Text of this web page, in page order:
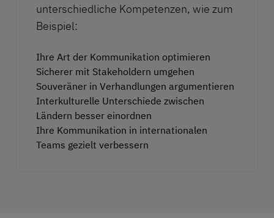
unterschiedliche Kompetenzen, wie zum
Beispiel:
Ihre Art der Kommunikation optimieren
Sicherer mit Stakeholdern umgehen
Souveräner in Verhandlungen argumentieren
Interkulturelle Unterschiede zwischen
Ländern besser einordnen
Ihre Kommunikation in internationalen
Teams gezielt verbessern